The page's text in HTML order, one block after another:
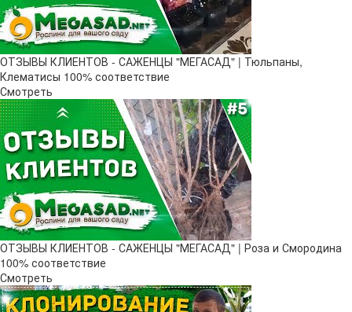
ОТЗЫВЫ КЛИЕНТОВ - САЖЕНЦЫ "МЕГАСАД" | Тюльпаны,
Клематисы 100% соответствие
Смотреть
ОТЗЫВЫ КЛИЕНТОВ - САЖЕНЦЫ "МЕГАСАД" | Роза и Смородина
100% соответствие
Смотреть